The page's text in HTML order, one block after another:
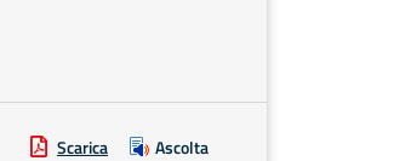
Scarica Ascolta